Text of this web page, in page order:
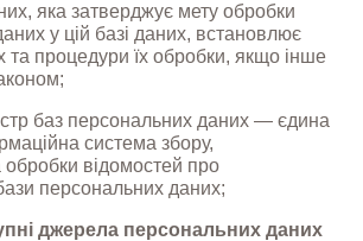
яка затверджує мету обробки
у цій базі даних, встановлює
та процедури їх обробки, якщо інше
баз персональних даних — єдина
система збору,
обробки відомостей про
персональних даних;
джерела персональних даних